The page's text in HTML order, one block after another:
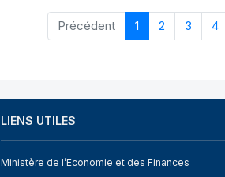
Précédent
1 2 3 4
LIENS UTILES
Ministère de l’Economie et des Finances